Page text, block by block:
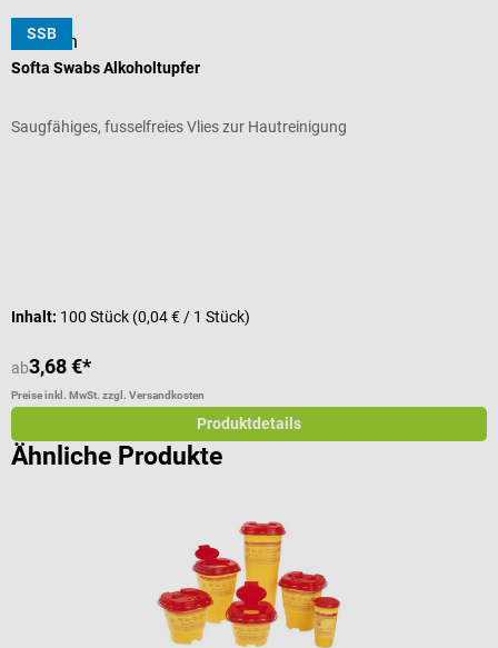
SSB
B. Braun
Softa Swabs Alkoholtupfer
Saugfähiges, fusselfreies Vlies zur Hautreinigung
Inhalt: 100 Stück (0,04 € / 1 Stück)
ab3,68 €*
Preise inkl. MwSt. zzgl. Versandkosten
Produktdetails
Ähnliche Produkte